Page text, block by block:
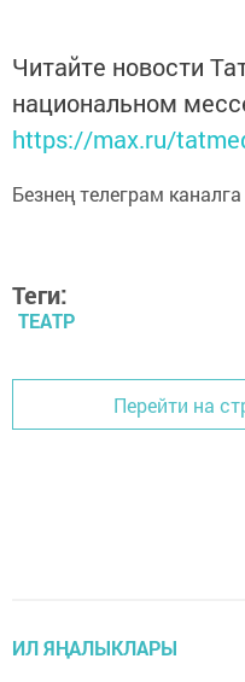
Читайте новости
национальном
https://max.ru/
Безнең телеграм
Теги:
ТЕАТР
Перейти на
ИЛ ЯҢАЛЫКЛАРЫ